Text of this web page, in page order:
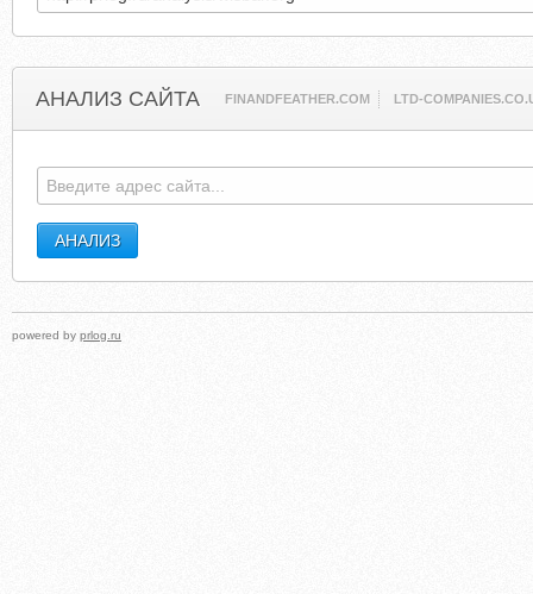
АНАЛИЗ САЙТА FINANDFEATHER.COM LTD-
powered by prlog.ru